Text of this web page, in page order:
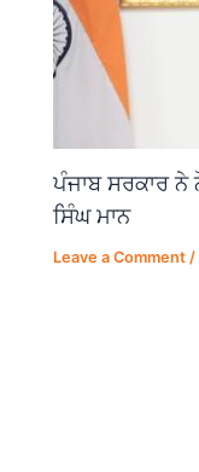
ਪੰਜਾਬ ਸਰਕਾਰ
ਸਿੰਘ ਮਾਨ
Leave a Comment /